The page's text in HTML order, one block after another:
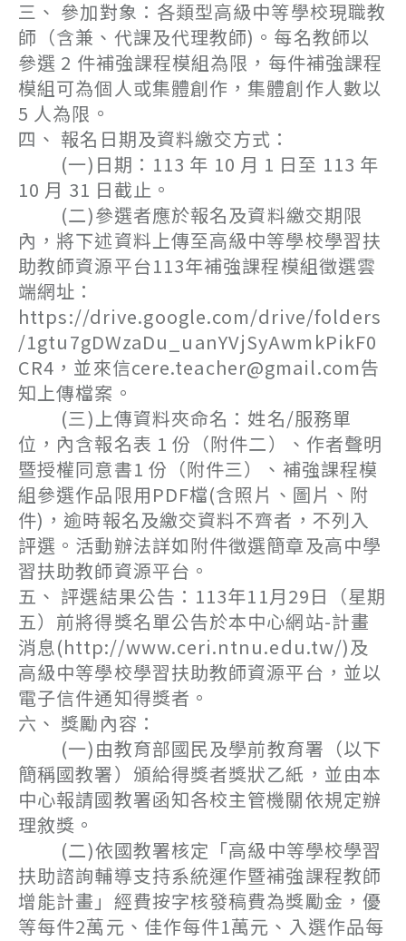
三、 參加對象：各類型高級中等學校現職教
師（含兼、代課及代理教師)。每名教師以
參選 2 件補強課程模組為限，每件補強課程
模組可為個人或集體創作，集體創作人數以
5 人為限。
四、 報名日期及資料繳交方式：
(一)日期：113 年 10 月 1 日至 113 年
10 月 31 日截止。
(二)參選者應於報名及資料繳交期限
內，將下述資料上傳至高級中等學校學習扶
助教師資源平台113年補強課程模組徵選雲
端網址：
https://drive.google.com/drive/folders
/1gtu7gDWzaDu_uanYVjSyAwmkPikF0
CR4，並來信cere.teacher@gmail.com告
知上傳檔案。
(三)上傳資料夾命名：姓名/服務單
位，內含報名表 1 份（附件二）、作者聲明
暨授權同意書1 份（附件三）、補強課程模
組參選作品限用PDF檔(含照片、圖片、附
件)，逾時報名及繳交資料不齊者，不列入
評選。活動辦法詳如附件徵選簡章及高中學
習扶助教師資源平台。
五、 評選結果公告：113年11月29日（星期
五）前將得獎名單公告於本中心網站-計畫
消息(http://www.ceri.ntnu.edu.tw/)及
高級中等學校學習扶助教師資源平台，並以
電子信件通知得獎者。
六、 獎勵內容：
(一)由教育部國民及學前教育署（以下
簡稱國教署）頒給得獎者獎狀乙紙，並由本
中心報請國教署函知各校主管機關依規定辦
理敘獎。
(二)依國教署核定「高級中等學校學習
扶助諮詢輔導支持系統運作暨補強課程教師
增能計畫」經費按字核發稿費為獎勵金，優
等每件2萬元、佳作每件1萬元、入選作品每